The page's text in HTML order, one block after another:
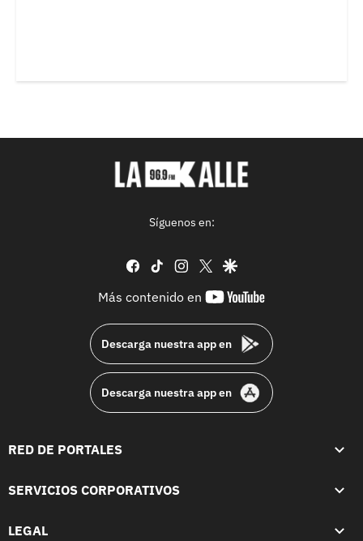
Síguenos en:
facebook
tiktok instagram
twittergoogle
Más contenido en
youtube-
Descarga nuestra app en
Descarga nuestra app en
RED DE PORTALES
SERVICIOS CORPORATIVOS
LEGAL